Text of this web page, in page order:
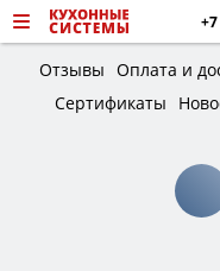
Отзывы Оплата и
Сертификаты